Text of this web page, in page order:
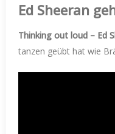
Ed Sheeran
Thinking out loud – Ed
tanzen geübt hat wie